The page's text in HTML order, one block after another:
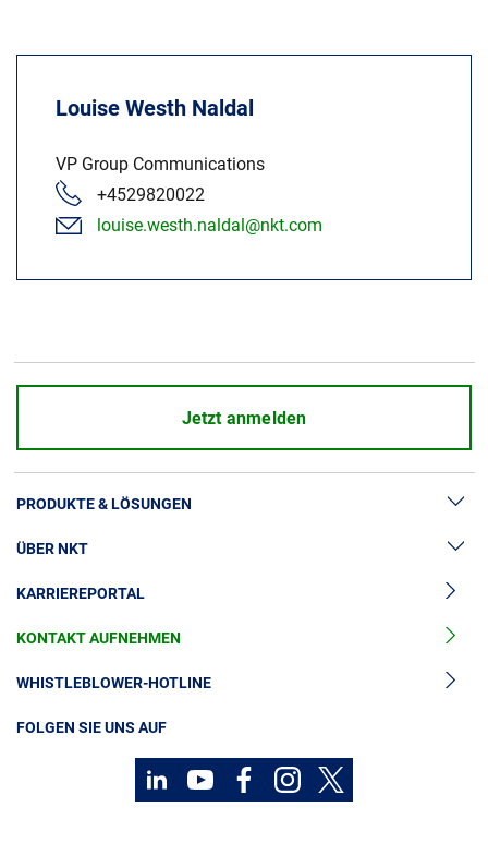
Louise Westh Naldal
VP Group Communications
+4529820022
louise.westh.naldal@nkt.com
Jetzt anmelden
PRODUKTE & LÖSUNGEN
Hochspannung
Kabelgarnituren
Mittelspannungskabel
Niederspannungskabel
ÜBER NKT
News & Presse
Unsere Geschichte
Investoren
Nachhaltigkeit
KARRIEREPORTAL
KONTAKT AUFNEHMEN
WHISTLEBLOWER-HOTLINE
FOLGEN SIE UNS AUF